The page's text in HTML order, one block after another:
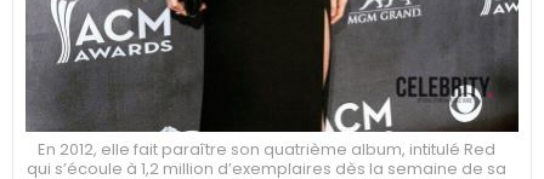
En 2012, elle fait paraître son quatrième album, intitulé Red
qui s’écoule à 1,2 million d’exemplaires dès la semaine de sa